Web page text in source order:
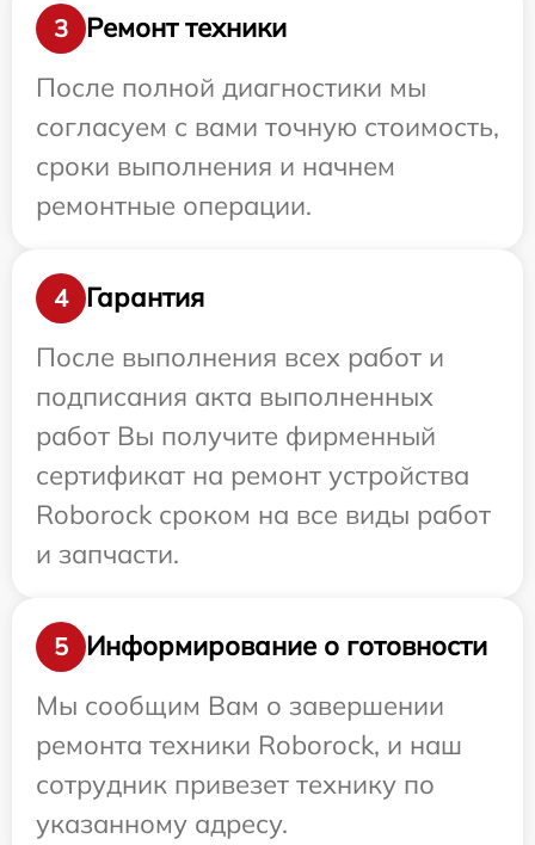
3
Ремонт техники
После полной диагностики мы
согласуем с вами точную стоимость,
сроки выполнения и начнем
ремонтные операции.
4
Гарантия
После выполнения всех работ и
подписания акта выполненных
работ Вы получите фирменный
сертификат на ремонт устройства
Roborock сроком на все виды работ
и запчасти.
5
Информирование о готовности
Мы сообщим Вам о завершении
ремонта техники Roborock, и наш
сотрудник привезет технику по
указанному адресу.